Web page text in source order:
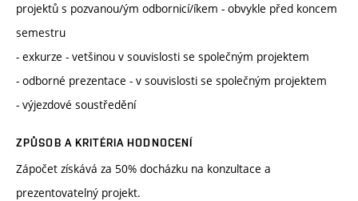
projektů s pozvanou/ým odbornicí/íkem - obvykle před koncem
semestru
- exkurze - vetšinou v souvislosti se společným projektem
- odborné prezentace - v souvislosti se společným projektem
- výjezdové soustředění
ZPŮSOB A KRITÉRIA HODNOCENÍ
Zápočet získává za 50% docházku na konzultace a
prezentovatelný projekt.